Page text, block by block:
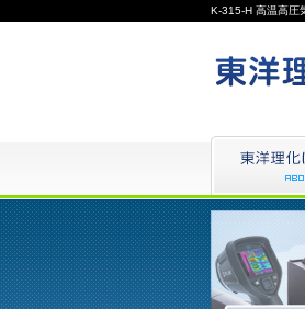
K-315-H 高温高圧